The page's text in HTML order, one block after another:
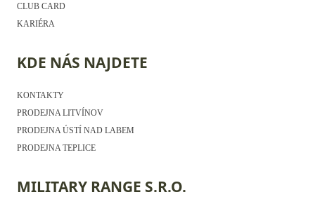
CLUB CARD
KARIÉRA
KDE NÁS NAJDETE
KONTAKTY
PRODEJNA LITVÍNOV
PRODEJNA ÚSTÍ NAD LABEM
PRODEJNA TEPLICE
MILITARY RANGE S.R.O.